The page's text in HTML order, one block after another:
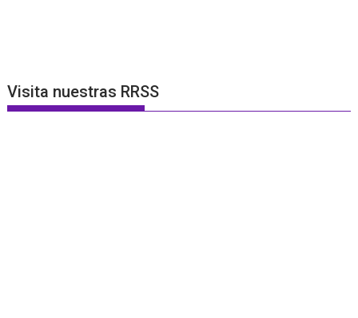
Visita nuestras RRSS